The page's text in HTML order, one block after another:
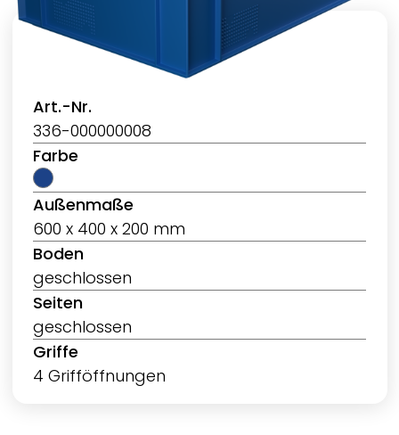
Art.-Nr.
336-000000008
Farbe
Außenmaße
600 x 400 x 200 mm
Boden
geschlossen
Seiten
geschlossen
Griffe
4 Grifföffnungen